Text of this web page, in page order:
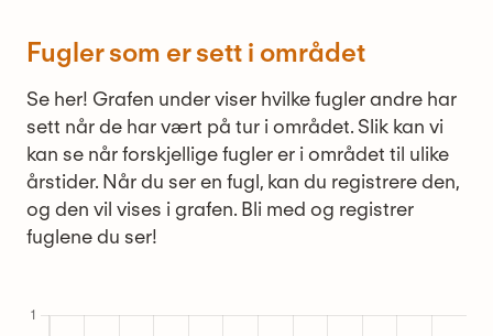
Fugler som er sett i området
Se her! Grafen under viser hvilke fugler andre har
sett når de har vært på tur i området. Slik kan vi
kan se når forskjellige fugler er i området til ulike
årstider. Når du ser en fugl, kan du registrere den,
og den vil vises i grafen. Bli med og registrer
fuglene du ser!